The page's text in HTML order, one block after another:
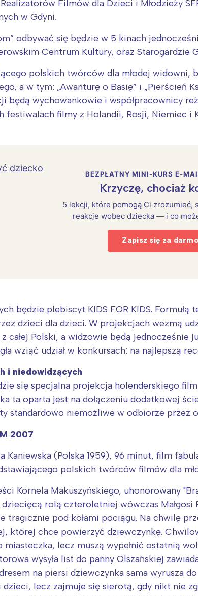
Filmów dla Dzieci i Młodzieży
w Gdyni.
odbywać się będzie w 5 kinach
Centrum Kultury, oraz Starogardzie
polskich twórców dla młodej widowni,
a w tym: „Awanturę o Basię” i „Pierścień
będą wychowankowie i współpracownicy
festiwalach filmy z Holandii, Rosji, Niemiec i
BEZPŁATNY MINI-KURS E-
Krzyczę, chociaż
5 lekcji, które pomogą Ci zrozumieć,
reakcje wobec dziecka — i co
Zapisz się za
będzie plebiscyt KIDS FOR KIDS.
dzieci dla dzieci. W projekcjach wezmą
Polski, a widzowie będą jednocześnie
wziąć udział w konkursach: na najlepszą
i niedowidzących
się specjalna projekcja holenderskiego
ta oparta jest na dołączeniu dodatkowej
standardowo niemożliwe w odbiorze przez
2007
Kaniewska (Polska 1959), 96 minut, film
polskich twórców filmów dla
Kornela Makuszyńskiego, uhonorowany
rolą czteroletniej wówczas Małgosi
tragicznie pod kołami pociągu. Na chwilę
której chce powierzyć dziewczynkę.
lecz muszą wypełnić ostatnią
wysyła list do panny Olszańskiej
na piersi dziewczynka sama wyrusza
lecz zajmuje się sierotą, gdy nikt nie
mnie wydarzenia z tego
Śląsk
Południe
Północ
Wszystkie
Wybieram